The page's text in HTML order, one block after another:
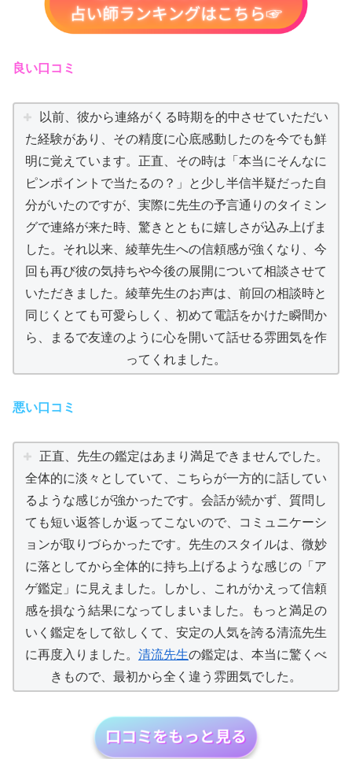
良い口コミ
以前、彼から連絡がくる時期を的中させていただい
た経験があり、その精度に心底感動したのを今でも鮮
明に覚えています。正直、その時は「本当にそんなに
ピンポイントで当たるの？」と少し半信半疑だった自
分がいたのですが、実際に先生の予言通りのタイミン
グで連絡が来た時、驚きとともに嬉しさが込み上げま
した。それ以来、綾華先生への信頼感が強くなり、今
回も再び彼の気持ちや今後の展開について相談させて
いただきました。綾華先生のお声は、前回の相談時と
同じくとても可愛らしく、初めて電話をかけた瞬間か
ら、まるで友達のように心を開いて話せる雰囲気を作
ってくれました。
悪い口コミ
正直、先生の鑑定はあまり満足できませんでした。
全体的に淡々としていて、こちらが一方的に話してい
るような感じが強かったです。会話が続かず、質問し
ても短い返答しか返ってこないので、コミュニケーシ
ョンが取りづらかったです。先生のスタイルは、微妙
に落としてから全体的に持ち上げるような感じの「ア
ゲ鑑定」に見えました。しかし、これがかえって信頼
感を損なう結果になってしまいました。もっと満足の
いく鑑定をして欲しくて、安定の人気を誇る清流先生
に再度入りました。 清流先生の鑑定は、本当に驚くべ
きもので、最初から全く違う雰囲気でした。